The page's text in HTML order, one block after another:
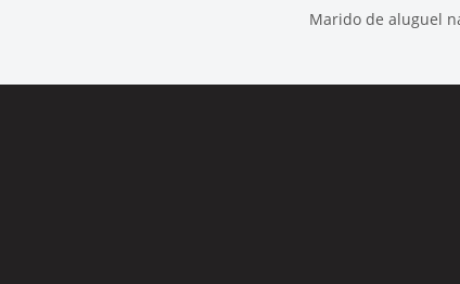
Marido de aluguel